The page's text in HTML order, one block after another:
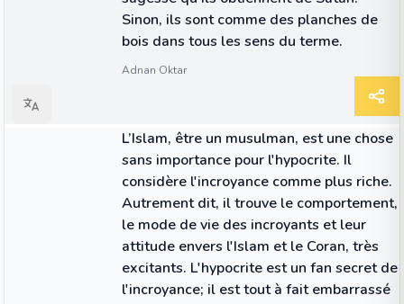
Sinon, ils sont comme des planches de
bois dans tous les sens du terme.
Adnan Oktar
L’Islam, être un musulman, est une chose
sans importance pour l'hypocrite. Il
considère l'incroyance comme plus riche.
Autrement dit, il trouve le comportement,
le mode de vie des incroyants et leur
attitude envers l'Islam et le Coran, très
excitants. L'hypocrite est un fan secret de
l'incroyance; il est tout à fait embarrassé